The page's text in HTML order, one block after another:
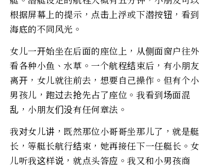
根据屏幕上的提示，点击上浮或下潜按钮，看到
海底的不同风光。
女儿一开始坐在后面的座位上，从侧面窗户往外
看各种小鱼、水草。一个航程结束后，有小朋友
离开，女儿就往前去，想要自己操作。但有个小
男孩儿，跑过去抢先占了座位。我看到场面混
乱，小朋友们没有任何章法。
我对女儿讲，既然那位小哥哥坐那儿了，就是艇
长，等艇长航行结束，她再接任下一任艇长。女
儿听我这样说，就点头答应。我又和小男孩商